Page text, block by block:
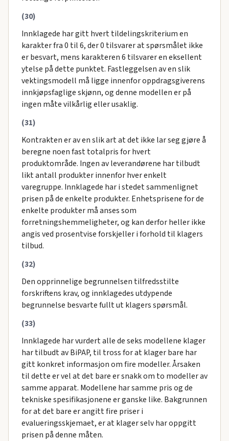
(30)
Innklagede har gitt hvert tildelingskriterium en
karakter fra 0 til 6, der 0 tilsvarer at spørsmålet ikke
er besvart, mens karakteren 6 tilsvarer en eksellent
ytelse på dette punktet. Fastleggelsen av en slik
vektingsmodell må ligge innenfor oppdragsgiverens
innkjøpsfaglige skjønn, og denne modellen er på
ingen måte vilkårlig eller usaklig.
(31)
Kontrakten er av en slik art at det ikke lar seg gjøre å
beregne noen fast totalpris for hvert
produktområde. Ingen av leverandørene har tilbudt
likt antall produkter innenfor hver enkelt
varegruppe. Innklagede har i stedet sammenlignet
prisen på de enkelte produkter. Enhetsprisene for de
enkelte produkter må anses som
forretningshemmeligheter, og kan derfor heller ikke
angis ved prosentvise forskjeller i forhold til klagers
tilbud.
(32)
Den opprinnelige begrunnelsen tilfredsstilte
forskriftens krav, og innklagedes utdypende
begrunnelse besvarte fullt ut klagers spørsmål.
(33)
Innklagede har vurdert alle de seks modellene klager
har tilbudt av BiPAP, til tross for at klager bare har
gitt konkret informasjon om fire modeller. Årsaken
til dette er vel at det bare er snakk om to modeller av
samme apparat. Modellene har samme pris og de
tekniske spesifikasjonene er ganske like. Bakgrunnen
for at det bare er angitt fire priser i
evalueringsskjemaet, er at klager selv har oppgitt
prisen på denne måten.